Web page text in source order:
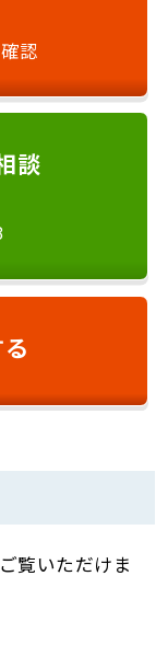
認
談
覧いただけま